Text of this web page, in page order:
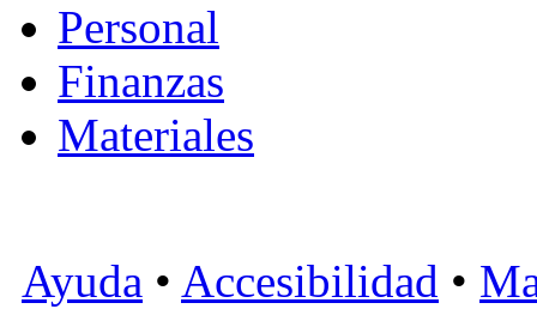
Personal
Finanzas
Materiales
Ayuda • Accesibilidad •